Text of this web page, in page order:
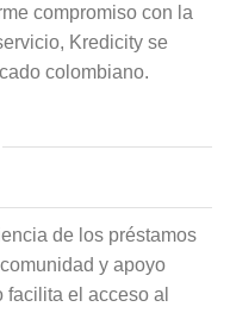
compromiso con la
Kredicity se
colombiano.
de los préstamos
y apoyo
el acceso al